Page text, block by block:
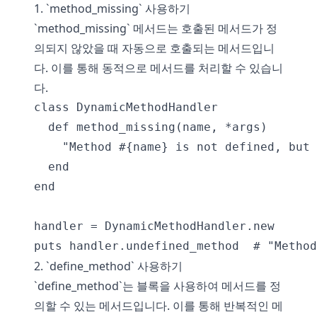
1. `method_missing` 사용하기
`method_missing` 메서드는 호출된 메서드가 정
의되지 않았을 때 자동으로 호출되는 메서드입니
다. 이를 통해 동적으로 메서드를 처리할 수 있습니
다.
class DynamicMethodHandler
  def method_missing(name, *args)
"Method #{name} is not defined, but
  end
end
handler = DynamicMethodHandler.new
2. `define_method` 사용하기
`define_method`는 블록을 사용하여 메서드를 정
의할 수 있는 메서드입니다. 이를 통해 반복적인 메